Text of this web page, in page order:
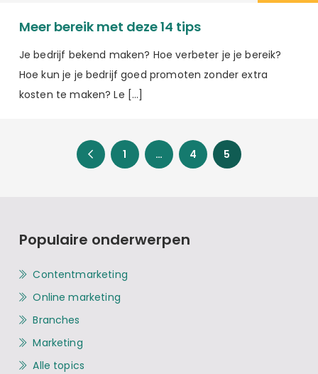
Meer bereik met deze 14 tips
Je bedrijf bekend maken? Hoe verbeter je je bereik?
Hoe kun je je bedrijf goed promoten zonder extra
kosten te maken? Le […]
1 … 4 5
Populaire onderwerpen
Contentmarketing
Online marketing
Branches
Marketing
Alle topics